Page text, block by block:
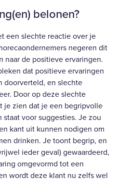
belonen?
een slechte reactie over je
negeren dit
naar de positieve ervaringen.
dat positieve ervaringen
doorverteld, en slechte
Door op deze slechte
je zien dat je een begripvolle
voor suggesties. Je zou
kant uit kunnen nodigen om
drinken. Je toont begrip, en
ieder geval) gewaardeerd,
omgevormd tot een
wordt deze klant nu zelfs wel